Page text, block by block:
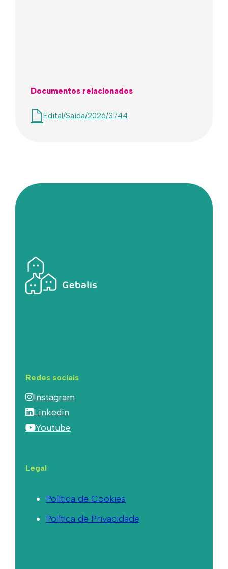
Documentos relacionados
Edital/Saída/2026/3744
Redes sociais
Instagram
Linkedin
Youtube
Legal
Política de Cookies
Política de Privacidade